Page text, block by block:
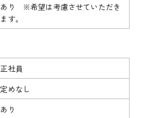
あり ※希望は考慮させていただき
ます。
正社員
定めなし
あり